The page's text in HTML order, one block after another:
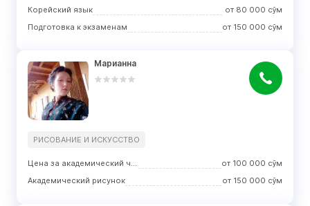
Корейский язык от 80 000 сўм
Подготовка к экзаменам
от 150 000 сўм
Марианна
РИСОВАНИЕ И ИСКУССТВО
Цена за академический час занятий от 100 000 сўм
Академический рисунок
от 150 000 сўм